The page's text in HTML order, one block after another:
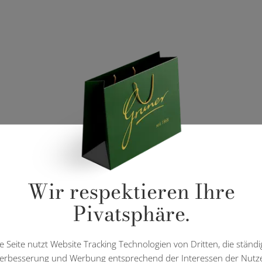
Wir respektieren Ihre
Pivatsphäre.
Seite nutzt Website Tracking Technologien von Dritten, die
und Werbung entsprechend der Interessen der